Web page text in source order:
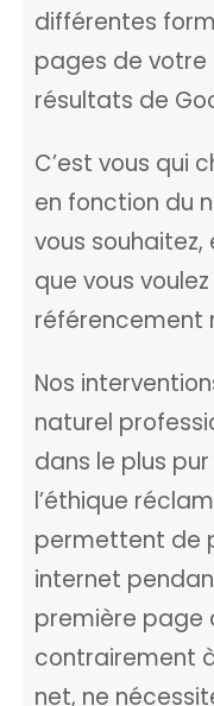
différentes
pages de votre
résultats de
C’est vous qui
en fonction du
vous
que vous
référencement
Nos
naturel
dans le plus
l’éthique
permettent de
internet
première page
contrairement
net, ne